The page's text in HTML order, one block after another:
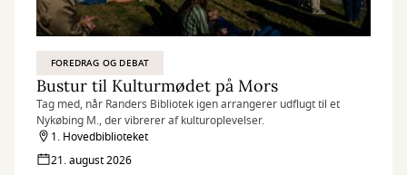
FOREDRAG OG DEBAT
Bustur til Kulturmødet på Mors
Tag med, når Randers Bibliotek igen arrangerer udflugt til et
Nykøbing M., der vibrerer af kulturoplevelser.
1. Hovedbiblioteket
21. august 2026